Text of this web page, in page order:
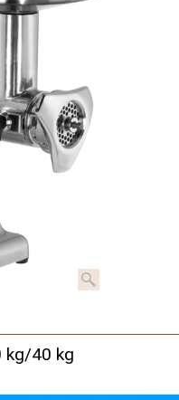
kg/40 kg